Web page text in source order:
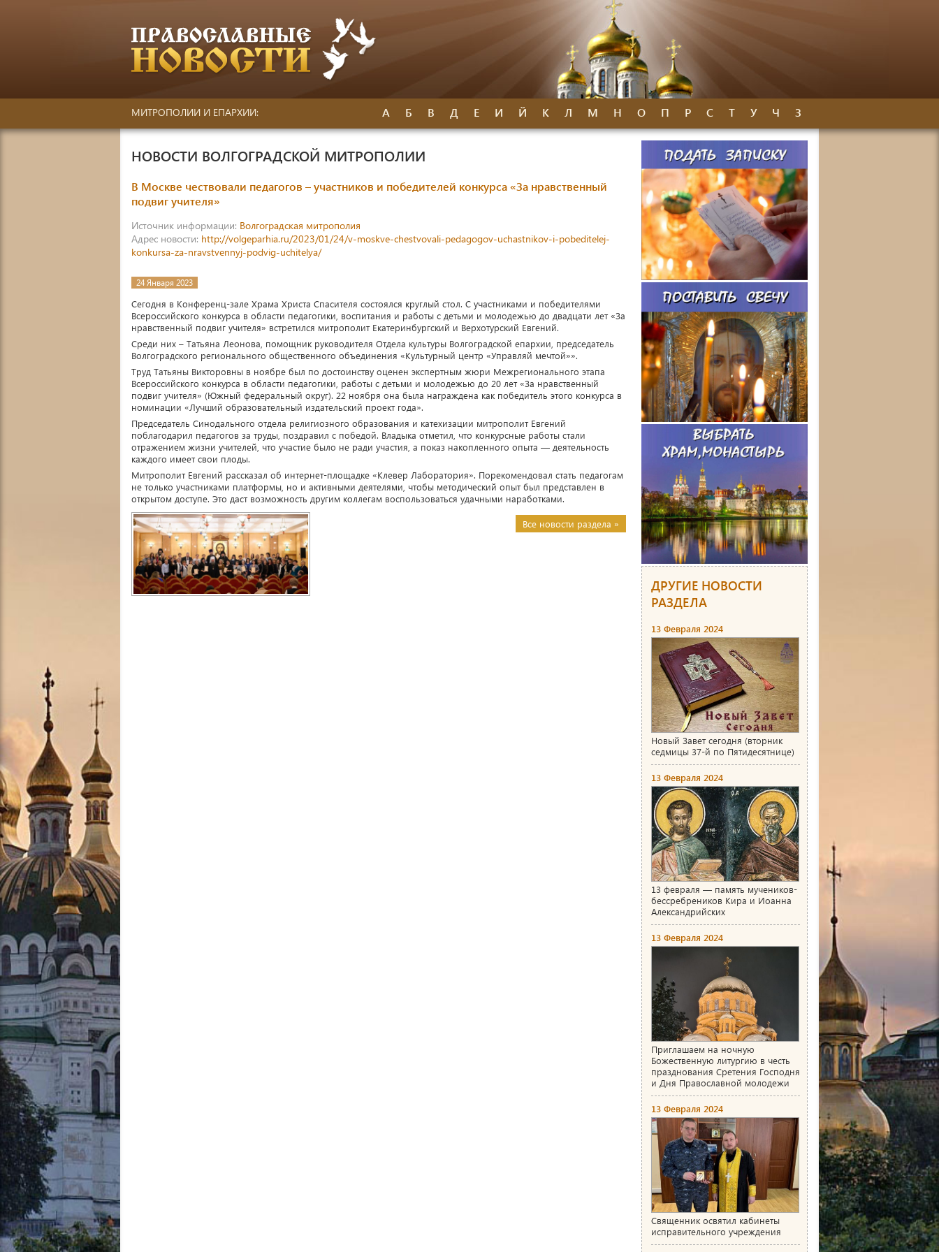
МИТРОПОЛИИ И ЕПАРХИИ: А Б В Д Е И Й К Л М Н О П Р С Т У Ч З
НОВОСТИ ВОЛГОГРАДСКОЙ МИТРОПОЛИИ
В Москве чествовали педагогов – участников и победителей конкурса «За нравственный
подвиг учителя»
Источник информации: Волгоградская митрополия
Адрес новости: http://volgeparhia.ru/2023/01/24/v-moskve-chestvovali-pedagogov-uchastnikov-i-pobeditelej-
konkursa-za-nravstvennyj-podvig-uchitelya/
24 Января 2023
Сегодня в Конференц-зале Храма Христа Спасителя состоялся круглый стол. С участниками и победителями
Всероссийского конкурса в области педагогики, воспитания и работы с детьми и молодежью до двадцати лет «За
нравственный подвиг учителя» встретился митрополит Екатеринбургский и Верхотурский Евгений.
Среди них – Татьяна Леонова, помощник руководителя Отдела культуры Волгоградской епархии, председатель
Волгоградского регионального общественного объединения «Культурный центр «Управляй мечтой»».
Труд Татьяны Викторовны в ноябре был по достоинству оценен экспертным жюри Межрегионального этапа
Всероссийского конкурса в области педагогики, работы с детьми и молодежью до 20 лет «За нравственный
подвиг учителя» (Южный федеральный округ). 22 ноября она была награждена как победитель этого конкурса в
номинации «Лучший образовательный издательский проект года».
Председатель Синодального отдела религиозного образования и катехизации митрополит Евгений
поблагодарил педагогов за труды, поздравил с победой. Владыка отметил, что конкурсные работы стали
отражением жизни учителей, что участие было не ради участия, а показ накопленного опыта — деятельность
каждого имеет свои плоды.
Митрополит Евгений рассказал об интернет-площадке «Клевер Лаборатория». Порекомендовал стать педагогам
не только участниками платформы, но и активными деятелями, чтобы методический опыт был представлен в
открытом доступе. Это даст возможность другим коллегам воспользоваться удачными наработками.
Все новости раздела »
ДРУГИЕ НОВОСТИ
РАЗДЕЛА
13 Февраля 2024
Новый Завет сегодня (вторник
седмицы 37-й по Пятидесятнице)
13 Февраля 2024
13 февраля — память мучеников-
бессребреников Кира и Иоанна
Александрийских
13 Февраля 2024
Приглашаем на ночную
Божественную литургию в честь
празднования Сретения Господня
и Дня Православной молодежи
13 Февраля 2024
Священник освятил кабинеты
исправительного учреждения